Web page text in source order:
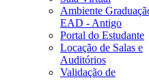
Ambiente
EAD - Antigo
Portal do Estudante
Locação de Salas e
Auditórios
Validação de